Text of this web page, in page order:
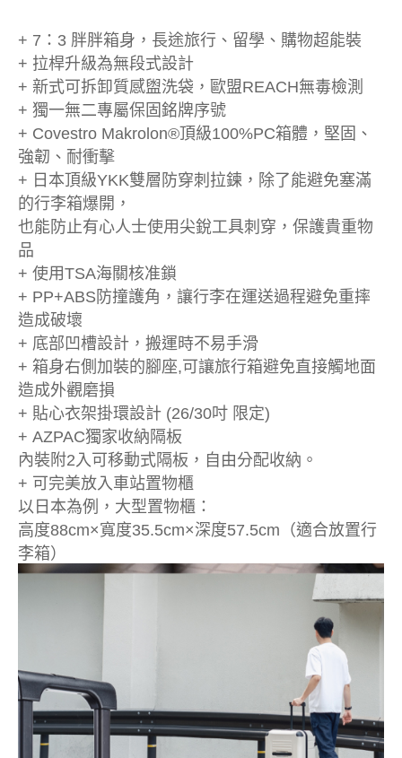
+ 7：3 胖胖箱身，長途旅行、留學、購物超能裝
+ 拉桿升級為無段式設計
+ 新式可拆卸質感盥洗袋，歐盟REACH無毒檢測
+ 獨一無二專屬保固銘牌序號
+ Covestro Makrolon®頂級100%PC箱體，堅固、
強韌、耐衝擊
+ 日本頂級YKK雙層防穿刺拉鍊，除了能避免塞滿
的行李箱爆開，
也能防止有心人士使用尖銳工具刺穿，保護貴重物
品
+ 使用TSA海關核准鎖
+ PP+ABS防撞護角，讓行李在運送過程避免重摔
造成破壞
+ 底部凹槽設計，搬運時不易手滑
+ 箱身右側加裝的腳座,可讓旅行箱避免直接觸地面
造成外觀磨損
+ 貼心衣架掛環設計 (26/30吋 限定)
+ AZPAC獨家收納隔板
內裝附2入可移動式隔板，自由分配收納。
+ 可完美放入車站置物櫃
以日本為例，大型置物櫃：
高度88cm×寬度35.5cm×深度57.5cm（適合放置行
李箱）